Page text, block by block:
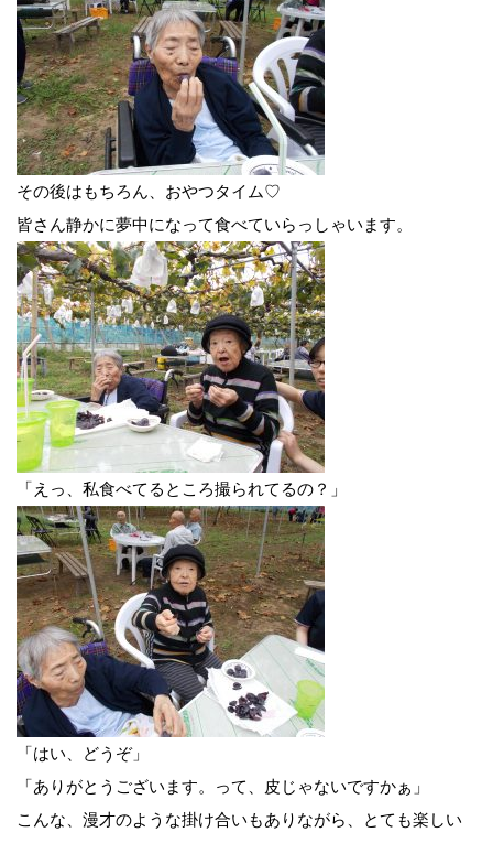
その後はもちろん、おやつタイム♡
皆さん静かに夢中になって食べていらっしゃいます。
「えっ、私食べてるところ撮られてるの？」
「はい、どうぞ」
「ありがとうございます。って、皮じゃないですかぁ」
こんな、漫才のような掛け合いもありながら、とても楽しい